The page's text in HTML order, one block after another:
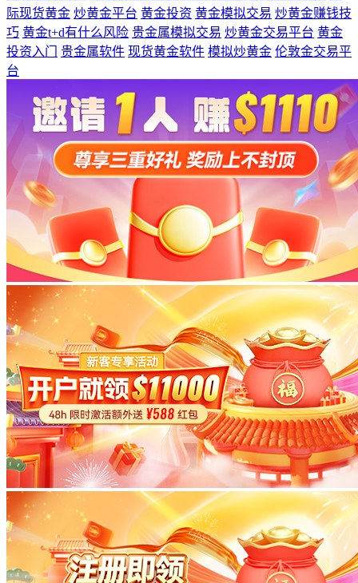
际现货黄金 炒黄金平台 黄金投资 黄金模拟交易 炒黄金赚钱技
巧 黄金t+d有什么风险 贵金属模拟交易 炒黄金交易平台 黄金
投资入门
贵金属软件 现货黄金软件 模拟炒黄金 伦敦金交易平
台